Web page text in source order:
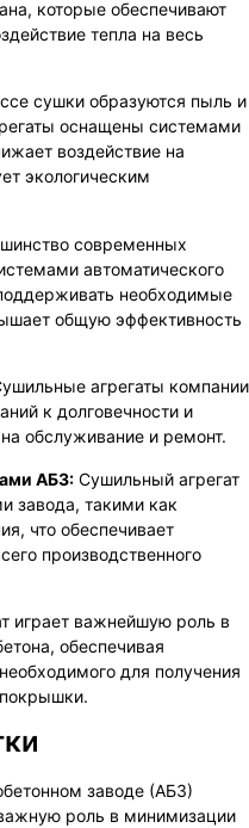
которые обеспечивают
тепла на весь
сушки образуются пыль и
оснащены системами
воздействие на
экологическим
современных
автоматического
необходимые
общую эффективность
агрегаты компании
к долговечности и
обслуживание и ремонт.
АБЗ: Сушильный агрегат
завода, такими как
что обеспечивает
производственного
играет важнейшую роль в
обеспечивая
для получения
заводе (АБЗ)
роль в минимизации